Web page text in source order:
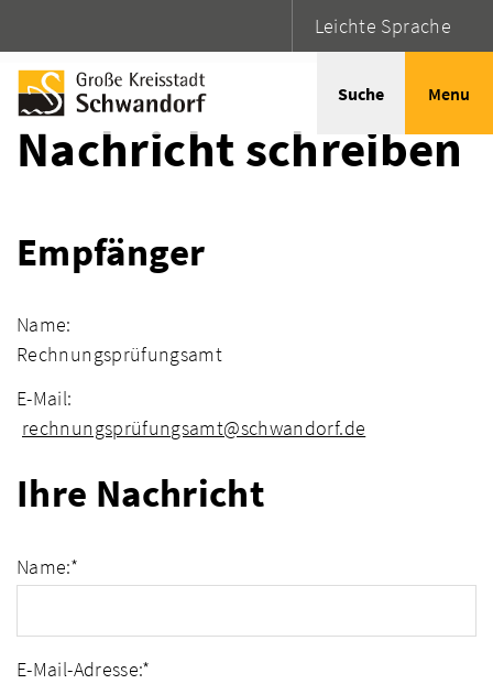
Leichte Sprache
Suche Menu
Nachricht schreiben
Empfänger
Name:
Rechnungsprüfungsamt
E-Mail:
rechnungsprüfungsamt@schwandorf.de
Ihre Nachricht
Name:*
E-Mail-Adresse:*